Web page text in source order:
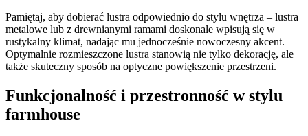
Pamiętaj, aby dobierać lustra odpowiednio do stylu wnętrza – lustra
metalowe lub z drewnianymi ramami doskonale wpisują się w
rustykalny klimat, nadając mu jednocześnie nowoczesny akcent.
Optymalnie rozmieszczone lustra stanowią nie tylko dekorację, ale
także skuteczny sposób na optyczne powiększenie przestrzeni.
Funkcjonalność i przestronność w stylu
farmhouse